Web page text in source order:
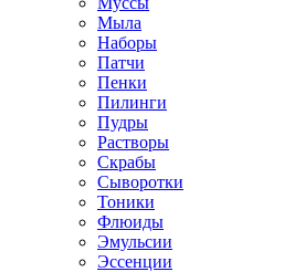
Мыла
Наборы
Патчи
Пенки
Пилинги
Пудры
Растворы
Скрабы
Сыворотки
Тоники
Флюиды
Эмульсии
Эссенции